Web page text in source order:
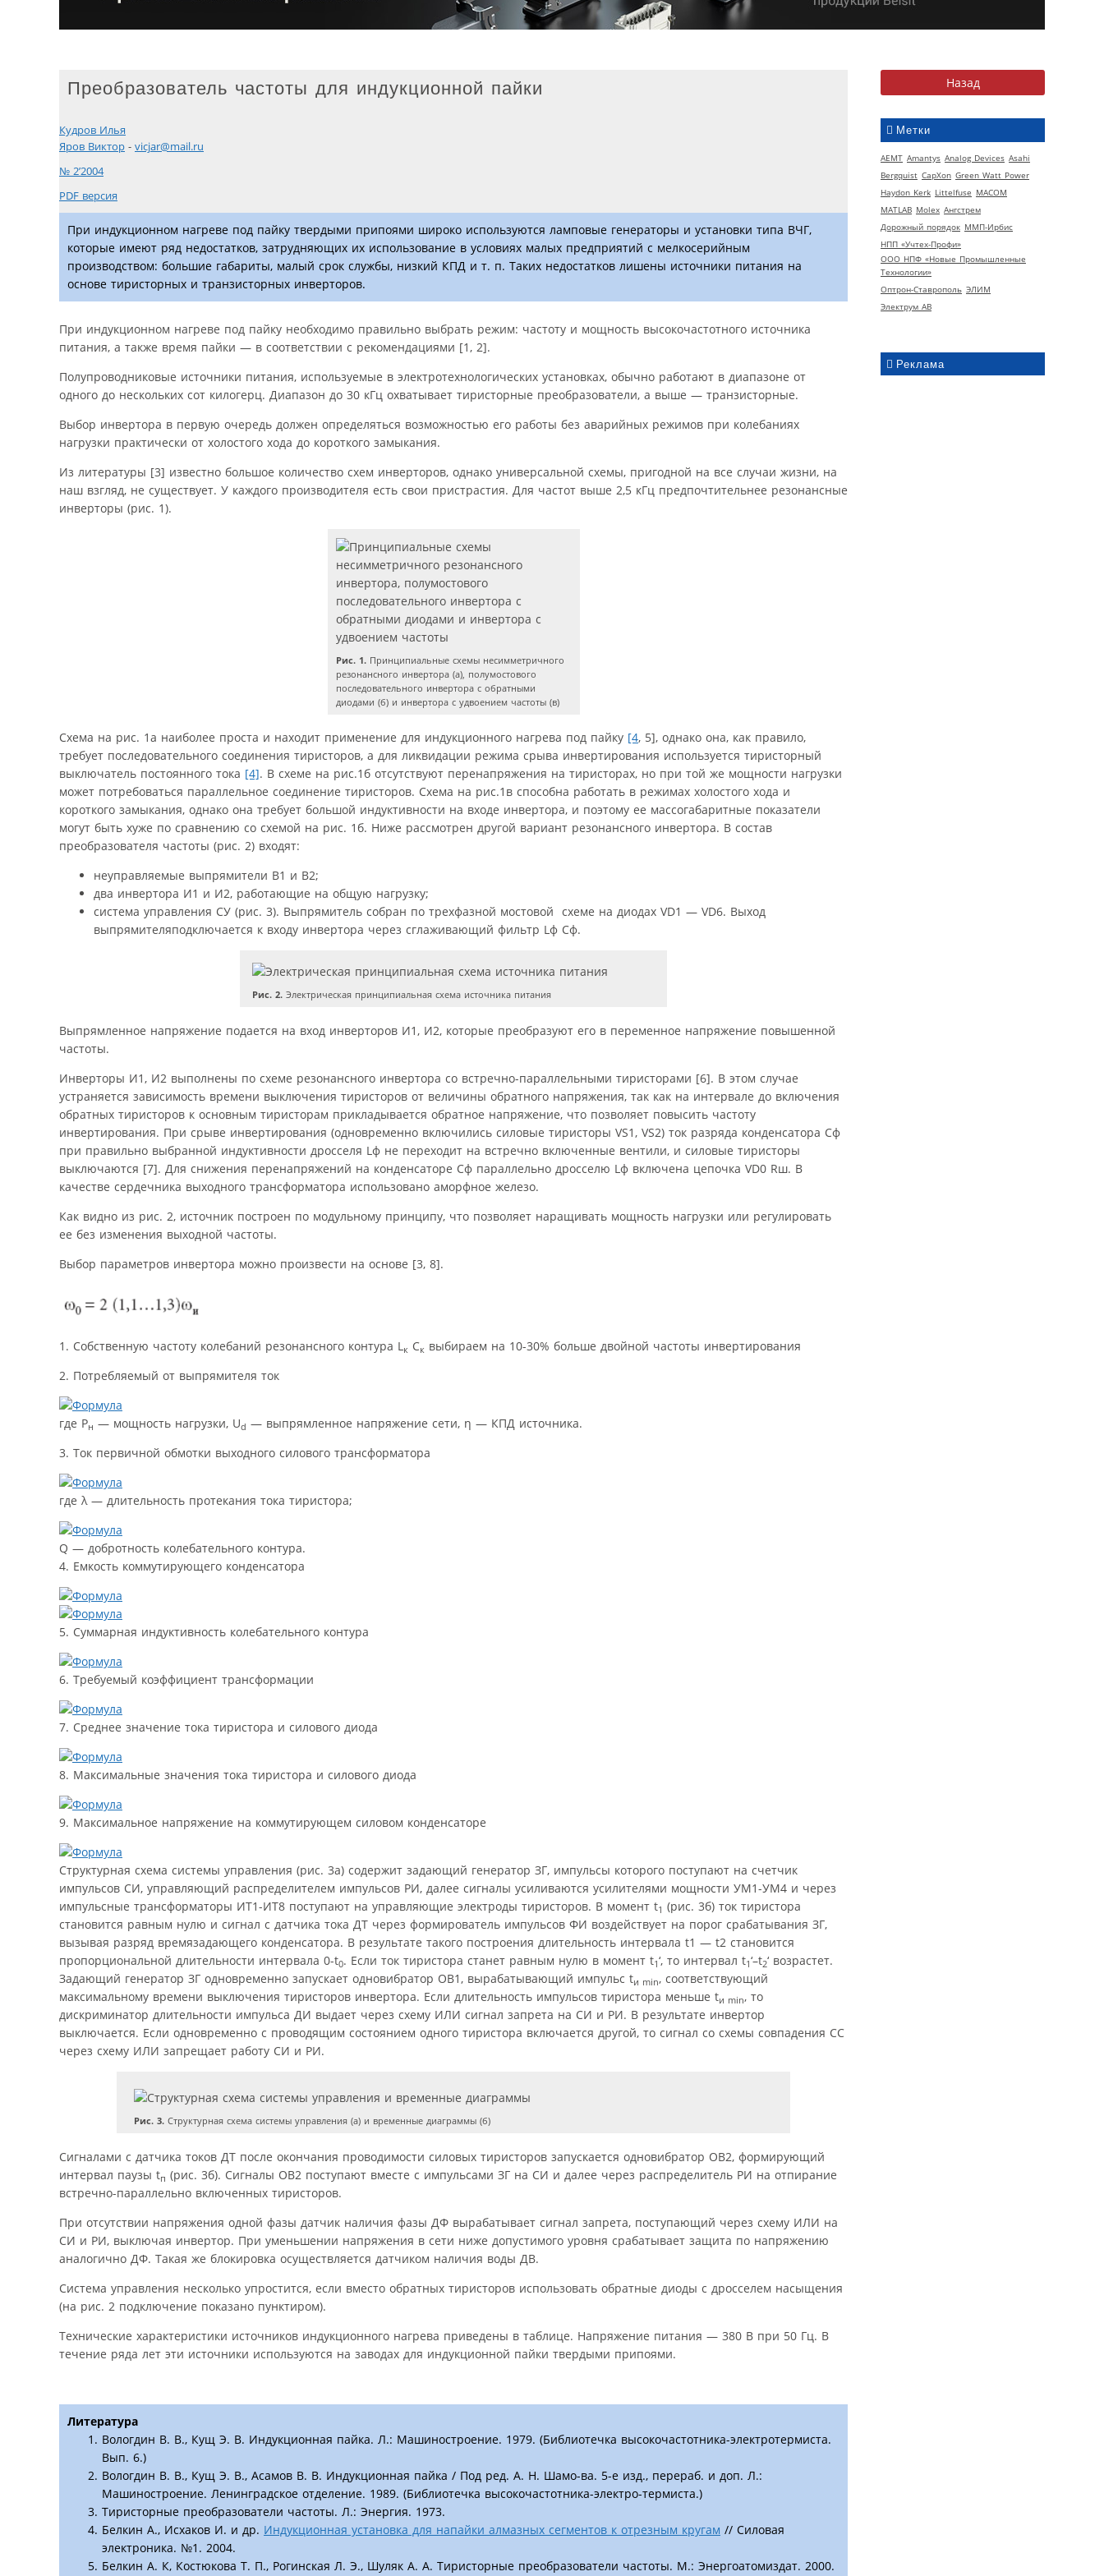
Метки
AEMT Amantys Analog Devices Asahi
Bergquist CapXon Green Watt Power
Haydon Kerk Littelfuse MACOM
MATLAB Molex Ангстрем
Дорожный порядок ММП-Ирбис
НПП «Учтех-Профи»
ООО НПФ «Новые Промышленные
Технологии»
Оптрон-Ставрополь ЭЛИМ
Электрум АВ
Реклама
Преобразователь частоты для индукционной пайки
Кудров Илья
Яров Виктор - vicjar@mail.ru
№ 2’2004
PDF версия
При индукционном нагреве под пайку твердыми припоями широко используются ламповые генераторы и установки типа ВЧГ,
которые имеют ряд недостатков, затрудняющих их использование в условиях малых предприятий с мелкосерийным
производством: большие габариты, малый срок службы, низкий КПД и т. п. Таких недостатков лишены источники питания на
основе тиристорных и транзисторных инверторов.
При индукционном нагреве под пайку необходимо правильно выбрать режим: частоту и мощность высокочастотного источника
питания, а также время пайки — в соответствии с рекомендациями [1, 2].
Полупроводниковые источники питания, используемые в электротехнологических установках, обычно работают в диапазоне от
одного до нескольких сот килогерц. Диапазон до 30 кГц охватывает тиристорные преобразователи, а выше — транзисторные.
Выбор инвертора в первую очередь должен определяться возможностью его работы без аварийных режимов при колебаниях
нагрузки практически от холостого хода до короткого замыкания.
Из литературы [3] известно большое количество схем инверторов, однако универсальной схемы, пригодной на все случаи жизни, на
наш взгляд, не существует. У каждого производителя есть свои пристрастия. Для частот выше 2,5 кГц предпочтительнее резонансные
инверторы (рис. 1).
Рис. 1. Принципиальные схемы несимметричного
резонансного инвертора (а), полумостового
последовательного инвертора с обратными
диодами (б) и инвертора с удвоением частоты (в)
Схема на рис. 1а наиболее проста и находит применение для индукционного нагрева под пайку [4, 5], однако она, как правило,
требует последовательного соединения тиристоров, а для ликвидации режима срыва инвертирования используется тиристорный
выключатель постоянного тока [4]. В схеме на рис.1б отсутствуют перенапряжения на тиристорах, но при той же мощности нагрузки
может потребоваться параллельное соединение тиристоров. Схема на рис.1в способна работать в режимах холостого хода и
короткого замыкания, однако она требует большой индуктивности на входе инвертора, и поэтому ее массогабаритные показатели
могут быть хуже по сравнению со схемой на рис. 1б. Ниже рассмотрен другой вариант резонансного инвертора. В состав
преобразователя частоты (рис. 2) входят:
неуправляемые выпрямители В1 и В2;
два инвертора И1 и И2, работающие на общую нагрузку;
система управления СУ (рис. 3). Выпрямитель собран по трехфазной мостовой схеме на диодах VD1 — VD6. Выход
выпрямителяподключается к входу инвертора через сглаживающий фильтр Lф Cф.
Рис. 2. Электрическая принципиальная схема источника питания
Выпрямленное напряжение подается на вход инверторов И1, И2, которые преобразуют его в переменное напряжение повышенной
частоты.
Инверторы И1, И2 выполнены по схеме резонансного инвертора со встречно-параллельными тиристорами [6]. В этом случае
устраняется зависимость времени выключения тиристоров от величины обратного напряжения, так как на интервале до включения
обратных тиристоров к основным тиристорам прикладывается обратное напряжение, что позволяет повысить частоту
инвертирования. При срыве инвертирования (одновременно включились силовые тиристоры VS1, VS2) ток разряда конденсатора Cф
при правильно выбранной индуктивности дросселя Lф не переходит на встречно включенные вентили, и силовые тиристоры
выключаются [7]. Для снижения перенапряжений на конденсаторе Cф параллельно дросселю Lф включена цепочка VD0 Rш. В
качестве сердечника выходного трансформатора использовано аморфное железо.
Как видно из рис. 2, источник построен по модульному принципу, что позволяет наращивать мощность нагрузки или регулировать
ее без изменения выходной частоты.
Выбор параметров инвертора можно произвести на основе [3, 8].
1. Собственную частоту колебаний резонансного контура Lк Cк выбираем на 10-30% больше двойной частоты инвертирования
2. Потребляемый от выпрямителя ток
где Pн — мощность нагрузки, Ud — выпрямленное напряжение сети, η — КПД источника.
3. Ток первичной обмотки выходного силового трансформатора
где λ — длительность протекания тока тиристора;
Q — добротность колебательного контура.
4. Емкость коммутирующего конденсатора
5. Суммарная индуктивность колебательного контура
6. Требуемый коэффициент трансформации
7. Среднее значение тока тиристора и силового диода
8. Максимальные значения тока тиристора и силового диода
9. Максимальное напряжение на коммутирующем силовом конденсаторе
Структурная схема системы управления (рис. 3а) содержит задающий генератор ЗГ, импульсы которого поступают на счетчик
импульсов СИ, управляющий распределителем импульсов РИ, далее сигналы усиливаются усилителями мощности УМ1-УМ4 и через
импульсные трансформаторы ИТ1-ИТ8 поступают на управляющие электроды тиристоров. В момент t1 (рис. 3б) ток тиристора
становится равным нулю и сигнал с датчика тока ДТ через формирователь импульсов ФИ воздействует на порог срабатывания ЗГ,
вызывая разряд времязадающего конденсатора. В результате такого построения длительность интервала t1 — t2 становится
пропорциональной длительности интервала 0-t0. Если ток тиристора станет равным нулю в момент t1‘, то интервал t1‘–t2‘ возрастет.
Задающий генератор ЗГ одновременно запускает одновибратор ОВ1, вырабатывающий импульс tи min, соответствующий
максимальному времени выключения тиристоров инвертора. Если длительность импульсов тиристора меньше tи min, то
дискриминатор длительности импульса ДИ выдает через схему ИЛИ сигнал запрета на СИ и РИ. В результате инвертор
выключается. Если одновременно с проводящим состоянием одного тиристора включается другой, то сигнал со схемы совпадения СС
через схему ИЛИ запрещает работу СИ и РИ.
Рис. 3. Структурная схема системы управления (а) и временные диаграммы (б)
Сигналами с датчика токов ДТ после окончания проводимости силовых тиристоров запускается одновибратор ОВ2, формирующий
интервал паузы tп (рис. 3б). Сигналы ОВ2 поступают вместе с импульсами ЗГ на СИ и далее через распределитель РИ на отпирание
встречно-параллельно включенных тиристоров.
При отсутствии напряжения одной фазы датчик наличия фазы ДФ вырабатывает сигнал запрета, поступающий через схему ИЛИ на
СИ и РИ, выключая инвертор. При уменьшении напряжения в сети ниже допустимого уровня срабатывает защита по напряжению
аналогично ДФ. Такая же блокировка осуществляется датчиком наличия воды ДВ.
Система управления несколько упростится, если вместо обратных тиристоров использовать обратные диоды с дросселем насыщения
(на рис. 2 подключение показано пунктиром).
Технические характеристики источников индукционного нагрева приведены в таблице. Напряжение питания — 380 В при 50 Гц. В
течение ряда лет эти источники используются на заводах для индукционной пайки твердыми припоями.
Литература
Вологдин В. В., Кущ Э. В. Индукционная пайка. Л.: Машиностроение. 1979. (Библиотечка высокочастотника-электротермиста.
Вып. 6.)
Вологдин В. В., Кущ Э. В., Асамов В. В. Индукционная пайка / Под ред. А. Н. Шамо-ва. 5-е изд., перераб. и доп. Л.:
Машиностроение. Ленинградское отделение. 1989. (Библиотечка высокочастотника-электро-термиста.)
Тиристорные преобразователи частоты. Л.: Энергия. 1973.
Белкин А., Исхаков И. и др. Индукционная установка для напайки алмазных сегментов к отрезным кругам // Силовая
электроника. №1. 2004.
Белкин А. К, Костюкова Т. П., Рогинская Л. Э., Шуляк А. А. Тиристорные преобразователи частоты. М.: Энергоатомиздат. 2000.